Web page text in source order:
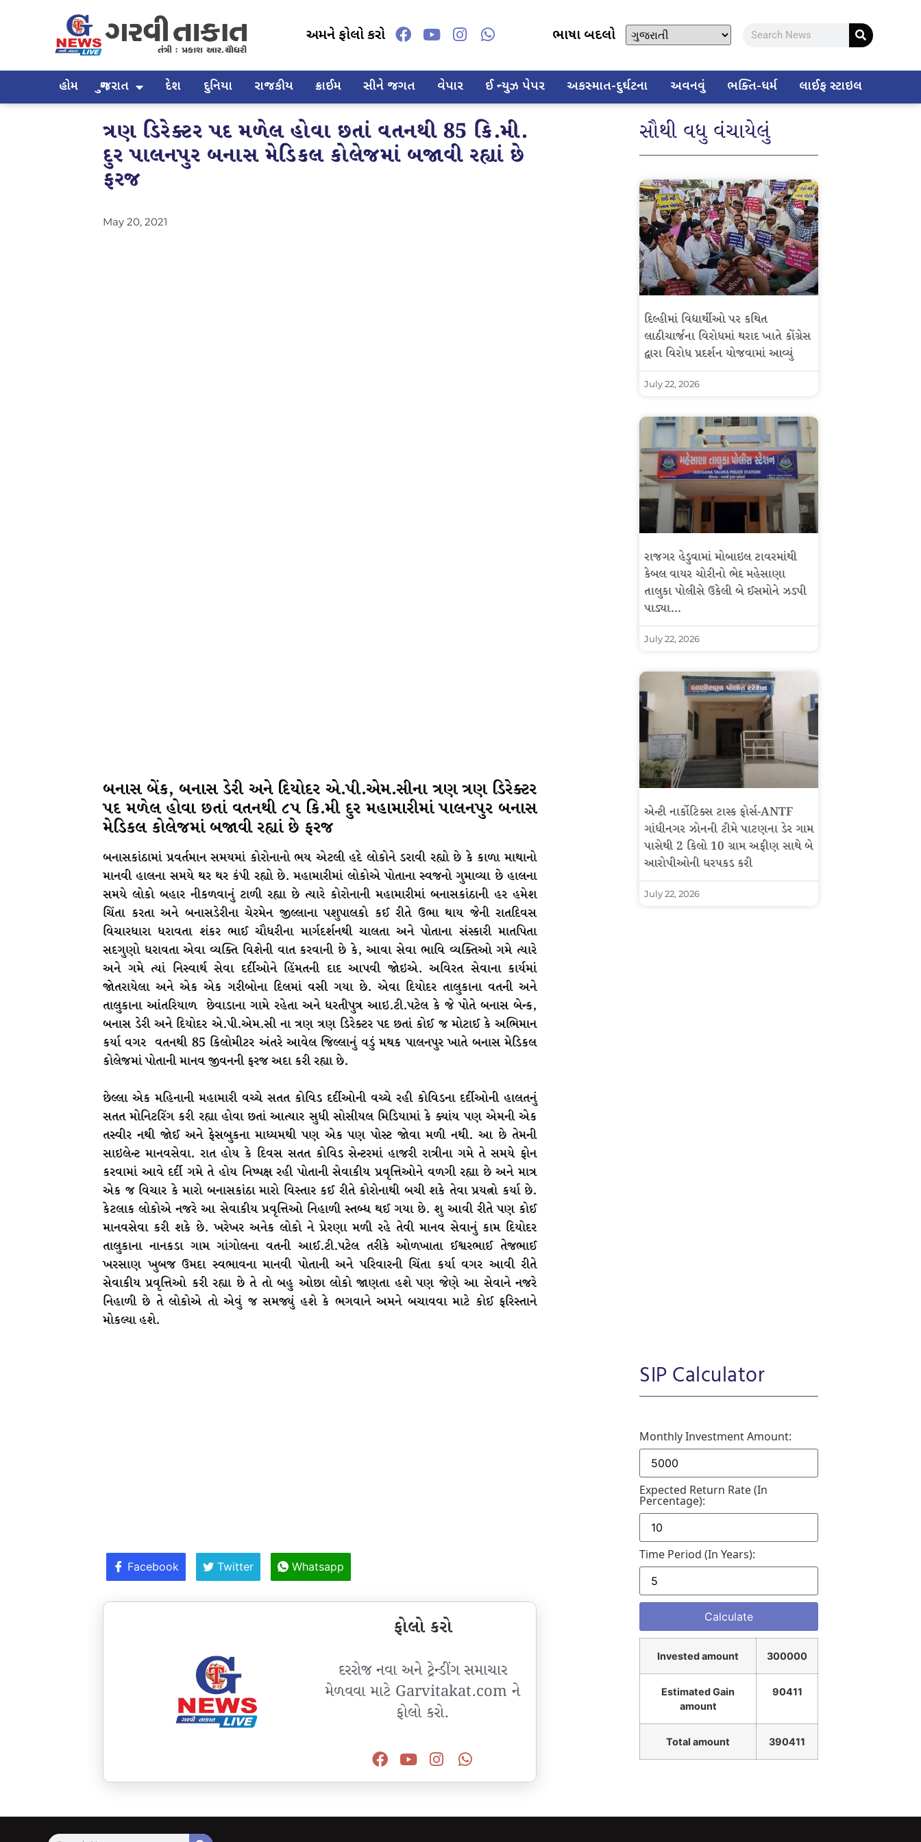
અમને ફોલો કરો ભાષા બદલો
હોમ ગુજરાત દેશ દુનિયા રાજકીય ક્રાઈમ સીને જગત વેપાર ઈ ન્યુઝ પેપર અકસ્માત-દુર્ઘટના અવનવું ભક્તિ-ધર્મ લાઈફ સ્ટાઇલ
ત્રણ ડિરેક્ટર પદ મળેલ હોવા છતાં વતનથી 85 કિ.મી.
દુર પાલનપુર બનાસ મેડિકલ કોલેજમાં બજાવી રહ્યાં છે
ફરજ
May 20, 2021
બનાસ બેંક, બનાસ ડેરી અને દિયોદર એ.પી.એમ.સીના ત્રણ ત્રણ ડિરેક્ટર
પદ મળેલ હોવા છતાં વતનથી ૮૫ કિ.મી દુર મહામારીમાં પાલનપુર બનાસ
મેડિકલ કોલેજમાં બજાવી રહ્યાં છે ફરજ
બનાસકાંઠામાં પ્રવર્તમાન સમયમાં કોરોનાનો ભય એટલી હદે લોકોને ડરાવી રહ્યો છે કે કાળા માથાનો
માનવી હાલના સમયે થર થર કંપી રહ્યો છે. મહામારીમાં લોકોએ પોતાના સ્વજનો ગુમાવ્યા છે હાલના
સમયે લોકો બહાર નીકળવાનું ટાળી રહ્યા છે ત્યારે કોરોનાની મહામારીમાં બનાસકાંઠાની હર હમેશ
ચિંતા કરતા અને બનાસડેરીના ચેરમેન જીલ્લાના પશુપાલકો કઈ રીતે ઉભા થાય જેની રાતદિવસ
વિચારધારા ધરાવતા શંકર ભાઈ ચૌધરીના માર્ગદર્શનથી ચાલતા અને પોતાના સંસ્કારી માતપિતા
સદગુણો ધરાવતા એવા વ્યક્તિ વિશેની વાત કરવાની છે કે, આવા સેવા ભાવિ વ્યક્તિઓ ગમે ત્યારે
અને ગમે ત્યાં નિસ્વાર્થ સેવા દર્દીઓને હિંમતની દાદ આપવી જોઇએ. અવિરત સેવાના કાર્યમાં
જોતરાયેલા અને એક એક ગરીબોના દિલમાં વસી ગયા છે. એવા દિયોદર તાલુકાના વતની અને
તાલુકાના આંતરિયાળ છેવાડાના ગામે રહેતા અને ધરતીપુત્ર આઇ.ટી.પટેલ કે જે પોતે બનાસ બેન્ક,
બનાસ ડેરી અને દિયોદર એ.પી.એમ.સી ના ત્રણ ત્રણ ડિરેક્ટર પદ છતાં કોઈ જ મોટાઈ કે અભિમાન
કર્યા વગર વતનથી 85 કિલોમીટર અંતરે આવેલ જિલ્લાનું વડું મથક પાલનપુર ખાતે બનાસ મેડિકલ
કોલેજમાં પોતાની માનવ જીવનની ફરજ અદા કરી રહ્યા છે.
છેલ્લા એક મહિનાની મહામારી વચ્ચે સતત કોવિડ દર્દીઓની વચ્ચે રહી કોવિડના દર્દીઓની હાલતનું
સતત મોનિટરિંગ કરી રહ્યા હોવા છતાં આત્યાર સુધી સોસીયલ મિડિયામાં કે ક્યાંય પણ એમની એક
તસ્વીર નથી જોઈ અને ફેસબુકના માધ્યમથી પણ એક પણ પોસ્ટ જોવા મળી નથી. આ છે તેમની
સાઇલેન્ટ માનવસેવા. રાત હોય કે દિવસ સતત કોવિડ સેન્ટરમાં હાજરી રાત્રીના ગમે તે સમયે ફોન
કરવામાં આવે દર્દી ગમે તે હોય નિષ્પક્ષ રહી પોતાની સેવાકીય પ્રવૃત્તિઓને વળગી રહ્યા છે અને માત્ર
એક જ વિચાર કે મારો બનાસકાંઠા મારો વિસ્તાર કઈ રીતે કોરોનાથી બચી શકે તેવા પ્રયત્નો કર્યા છે.
કેટલાક લોકોએ નજરે આ સેવાકીય પ્રવૃત્તિઓ નિહાળી સ્તબ્ધ થઈ ગયા છે. શુ આવી રીતે પણ કોઈ
માનવસેવા કરી શકે છે. ખરેખર અનેક લોકો ને પ્રેરણા મળી રહે તેવી માનવ સેવાનું કામ દિયોદર
તાલુકાના નાનકડા ગામ ગાંગોલના વતની આઈ.ટી.પટેલ તરીકે ઓળખાતા ઈશ્વરભાઈ તેજભાઈ
ખરસાણ ખુબજ ઉમદા સ્વભાવના માનવી પોતાની અને પરિવારની ચિંતા કર્યા વગર આવી રીતે
સેવાકીય પ્રવૃત્તિઓ કરી રહ્યા છે તે તો બહુ ઓછા લોકો જાણતા હશે પણ જેણે આ સેવાને નજરે
નિહાળી છે તે લોકોએ તો એવું જ સમજ્યું હશે કે ભગવાને અમને બચાવવા માટે કોઈ ફરિસ્તાને
મોકલ્યા હશે.
Facebook Twitter Whatsapp
ફોલો કરો
દરરોજ નવા અને ટ્રેન્ડીંગ સમાચાર
મેળવવા માટે Garvitakat.com ને
ફોલો કરો.
સૌથી વધુ વંચાયેલું
દિલ્હીમાં વિદ્યાર્થીઓ પર કથિત
લાઠીચાર્જના વિરોધમાં થરાદ ખાતે કોંગ્રેસ
દ્વારા વિરોધ પ્રદર્શન યોજવામાં આવ્યું
July 22, 2026
રાજગર હેડુવામાં મોબાઇલ ટાવરમાંથી
કેબલ વાયર ચોરીનો ભેદ મહેસાણા
તાલુકા પોલીસે ઉકેલી બે ઈસમોને ઝડપી
પાડ્યા…
July 22, 2026
એન્ટી નાર્કોટિક્સ ટાસ્ક ફોર્સ-ANTF
ગાંધીનગર ઝોનની ટીમે પાટણના ડેર ગામ
પાસેથી 2 કિલો 10 ગ્રામ અફીણ સાથે બે
આરોપીઓની ધરપકડ કરી
July 22, 2026
SIP Calculator
Monthly Investment Amount:
Expected Return Rate (in
Percentage):
Time Period (in Years):
Invested amount 300000
Estimated Gain
amount
90411
Total amount 390411